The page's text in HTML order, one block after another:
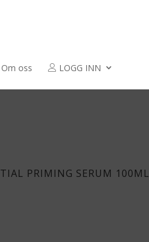
Om oss LOGG INN
PRIMING SERUM 100ML